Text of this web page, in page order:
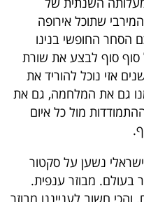
שתוכל אירופה
הסחר החופשי בנינו
סוף סוף לבצע את שורת
אזי נוכל להוריד את
גם את המלחמה, גם את
מול כל איום
נשען על סקטור
בעולם. מבוזר ענפית.
חשוב לענייננו מבוזר